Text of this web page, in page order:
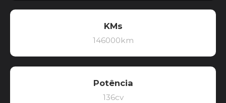
KMs
146000km
Potência
136cv